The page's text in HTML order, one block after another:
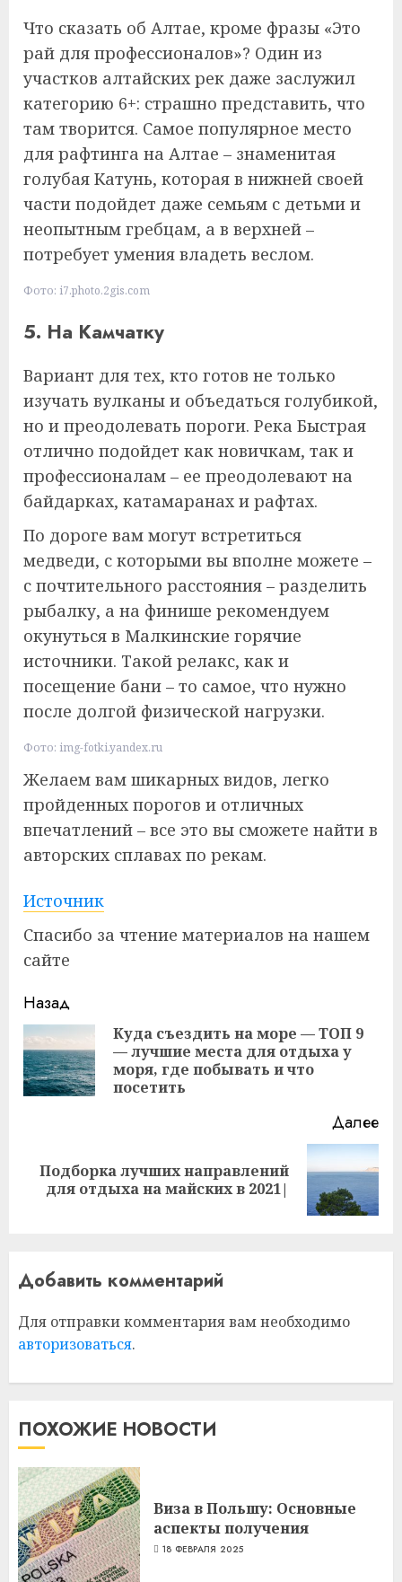
Что сказать об Алтае, кроме фразы «Это
рай для профессионалов»? Один из
участков алтайских рек даже заслужил
категорию 6+: страшно представить, что
там творится. Самое популярное место
для рафтинга на Алтае – знаменитая
голубая Катунь, которая в нижней своей
части подойдет даже семьям с детьми и
неопытным гребцам, а в верхней –
потребует умения владеть веслом.
Фото: i7.photo.2gis.com
5. На Камчатку
Вариант для тех, кто готов не только
изучать вулканы и объедаться голубикой,
но и преодолевать пороги. Река Быстрая
отлично подойдет как новичкам, так и
профессионалам – ее преодолевают на
байдарках, катамаранах и рафтах.
По дороге вам могут встретиться
медведи, с которыми вы вполне можете –
с почтительного расстояния – разделить
рыбалку, а на финише рекомендуем
окунуться в Малкинские горячие
источники. Такой релакс, как и
посещение бани – то самое, что нужно
после долгой физической нагрузки.
Фото: img-fotki.yandex.ru
Желаем вам шикарных видов, легко
пройденных порогов и отличных
впечатлений – все это вы сможете найти в
авторских сплавах по рекам.
Источник
Спасибо за чтение материалов на нашем
сайте
Продолжить
чтение
Назад
Куда съездить на море — ТОП 9
— лучшие места для отдыха у
моря, где побывать и что
посетить
Далее
Следующая
запись:
Подборка лучших направлений
для отдыха на майских в 2021|
Добавить комментарий
Для отправки комментария вам необходимо
авторизоваться.
ПОХОЖИЕ НОВОСТИ
Виза в Польшу: Основные
аспекты получения
18 ФЕВРАЛЯ 2025